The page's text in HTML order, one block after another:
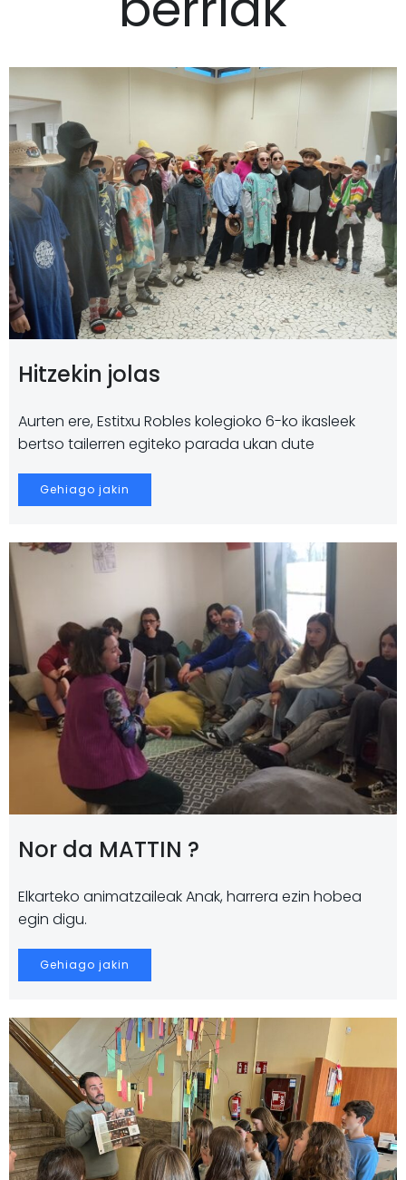
Hitzekin jolas
Aurten ere, Estitxu Robles kolegioko 6-ko ikasleek
bertso tailerren egiteko parada ukan dute
Gehiago jakin
Nor da MATTIN ?
Elkarteko animatzaileak Anak, harrera ezin hobea
egin digu.
Gehiago jakin